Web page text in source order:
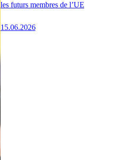
les futurs membres de l’UE
15.06.2026